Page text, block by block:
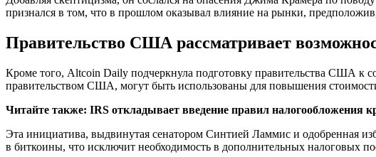
признался в том, что в прошлом оказывал влияние на рынки,
Правительство США рассматривает
Кроме того, Altcoin Daily подчеркнула подготовку правительства США к
правительством США, могут быть использованы для повышения
Читайте также: IRS откладывает введение правил налогообложения
Эта инициатива, выдвинутая сенатором Синтией Ламмис и одобренная
в биткоины, что исключит необходимость в дополнительных налоговых